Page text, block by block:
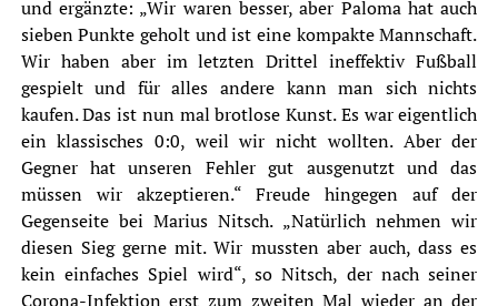
und ergänzte: „Wir waren besser, aber Paloma hat auch
sieben Punkte geholt und ist eine kompakte Mannschaft.
Wir haben aber im letzten Drittel ineffektiv Fußball
gespielt und für alles andere kann man sich nichts
kaufen. Das ist nun mal brotlose Kunst. Es war eigentlich
ein klassisches 0:0, weil wir nicht wollten. Aber der
Gegner hat unseren Fehler gut ausgenutzt und das
müssen wir akzeptieren.“ Freude hingegen auf der
Gegenseite bei Marius Nitsch. „Natürlich nehmen wir
diesen Sieg gerne mit. Wir mussten aber auch, dass es
kein einfaches Spiel wird“, so Nitsch, der nach seiner
Corona-Infektion erst zum zweiten Mal wieder an der